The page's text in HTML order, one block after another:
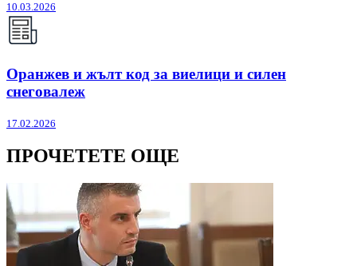
10.03.2026
Оранжев и жълт код за виелици и силен
снеговалеж
17.02.2026
ПРОЧЕТЕТЕ ОЩЕ